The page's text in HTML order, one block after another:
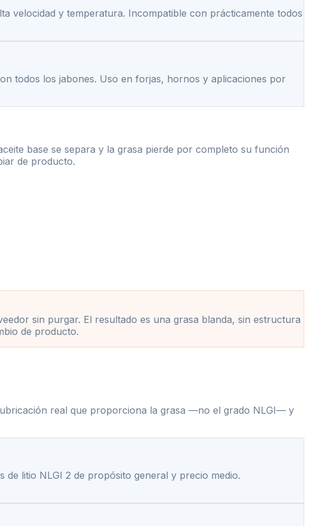
velocidad y temperatura. Incompatible con prácticamente todos
todos los jabones. Uso en forjas, hornos y aplicaciones por
base se separa y la grasa pierde por completo su función
de producto.
sin purgar. El resultado es una grasa blanda, sin estructura
de producto.
real que proporciona la grasa —no el grado NLGI— y
de litio NLGI 2 de propósito general y precio medio.